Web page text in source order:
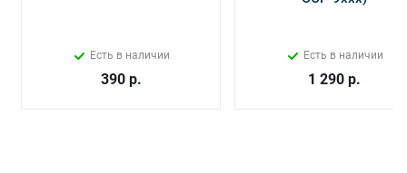
Есть в наличии
390р.
Есть в наличии
1 290 р.